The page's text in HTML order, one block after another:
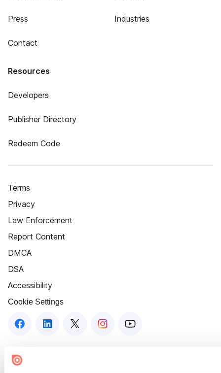
Press
Contact
Industries
Resources
Developers
Publisher Directory
Redeem Code
Terms
Privacy
Law Enforcement
Report Content
DMCA
DSA
Accessibility
Cookie Settings